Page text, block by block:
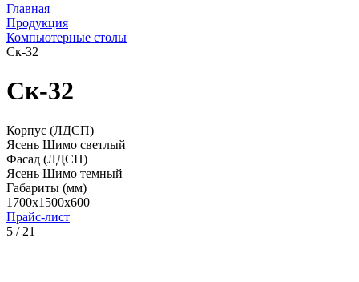
Главная
Продукция
Компьютерные столы
Ск-32
Ск-32
Корпус (ЛДСП)
Ясень Шимо светлый
Фасад (ЛДСП)
Ясень Шимо темный
Габариты (мм)
1700x1500x600
Прайс-лист
5 / 21